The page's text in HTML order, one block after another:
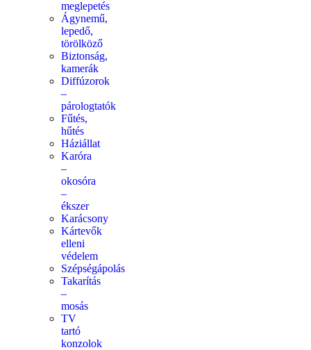
meglepetés
Ágynemű,
lepedő,
törölköző
Biztonság,
kamerák
Diffúzorok
–
párologtatók
Fűtés,
hűtés
Háziállat
Karóra
–
okosóra
–
ékszer
Karácsony
Kártevők
elleni
védelem
Szépségápolás
Takarítás
–
mosás
TV
tartó
konzolok